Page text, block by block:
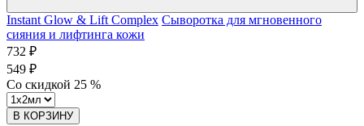
Instant Glow & Lift Complex Сыворотка для мгновенного
сияния и лифтинга кожи
732 ₽
549 ₽
Со скидкой 25 %
В КОРЗИНУ